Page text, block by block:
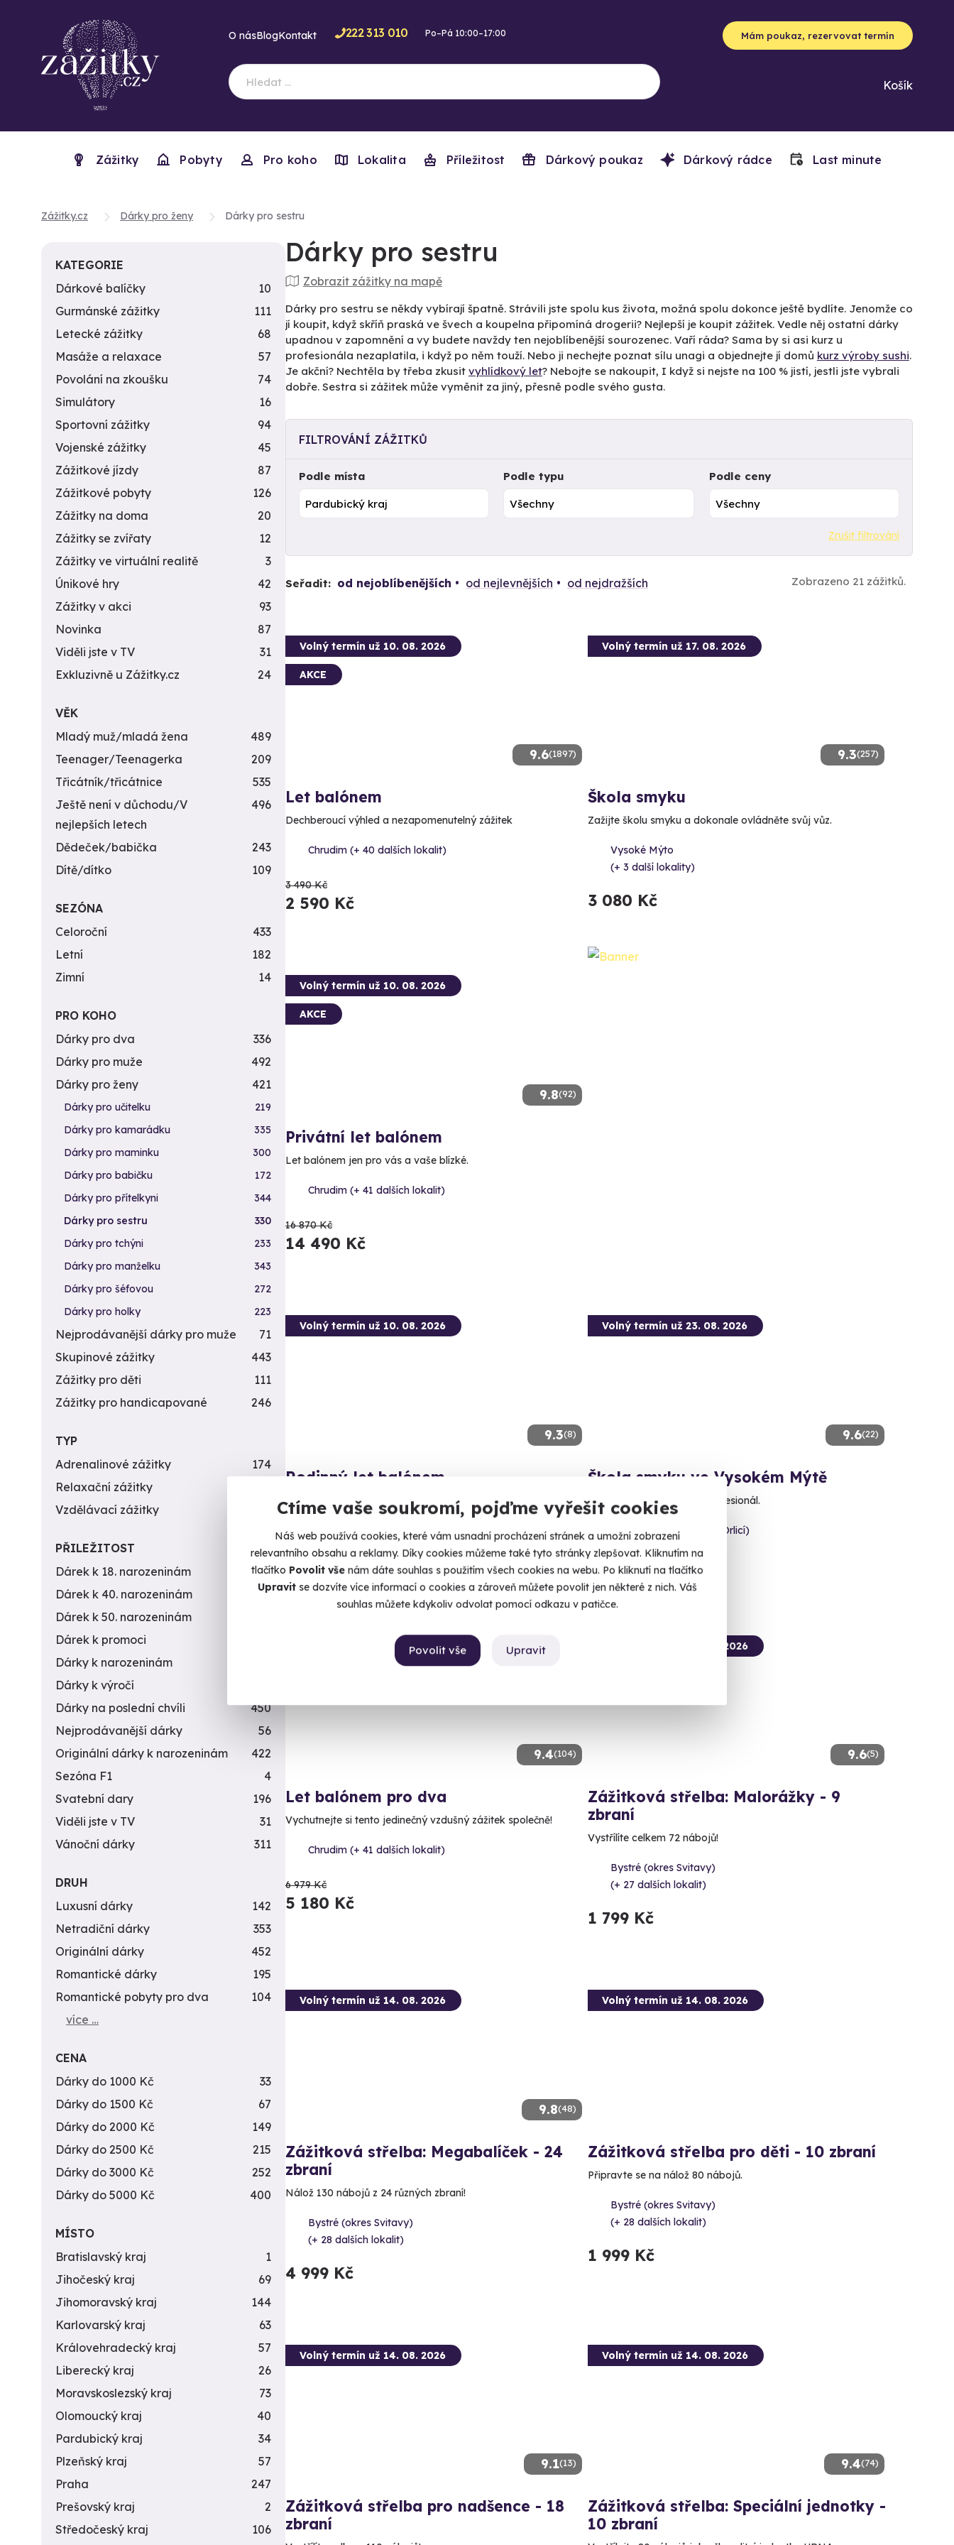
Ctíme vaše soukromí, pojďme vyřešit cookies
Náš web používá cookies, které vám usnadní procházení stránek a umožní zobrazení
relevantního obsahu a reklamy. Díky cookies můžeme také tyto stránky zlepšovat. Kliknutím na
tlačítko Povolit vše nám dáte souhlas s použitím všech cookies na webu. Po kliknutí na tlačítko
Upravitse dozvíte více informací o cookies a zároveň můžete povolit jen některé z nich. Váš
souhlas můžete kdykoliv odvolat pomocí odkazu v patičce.
Upravit
Povolit vše
O násBlogKontakt 222 313 010 Po–Pá 10:00–17:00 Mám poukaz, rezervovat termín
Košík
Zážitky Pobyty Pro koho Lokalita Příležitost Dárkový poukaz Dárkový rádce Last minute
Zážitky.cz Dárky pro ženy Dárky pro sestru
Dárky pro sestru
Zobrazit zážitky na mapě
Dárky pro sestru se někdy vybírají špatně. Strávili jste spolu kus života, možná spolu dokonce ještě bydlíte. Jenomže co
jí koupit, když skříň praská ve švech a koupelna připomíná drogerii? Nejlepší je koupit zážitek. Vedle něj ostatní dárky
upadnou v zapomnění a vy budete navždy ten nejoblíbenější sourozenec. Vaří ráda? Sama by si asi kurz u
profesionála nezaplatila, i když po něm touží. Nebo ji nechejte poznat sílu unagi a objednejte jí domů kurz výroby sushi.
Je akční? Nechtěla by třeba zkusit vyhlídkový let? Nebojte se nakoupit, I když si nejste na 100 % jistí, jestli jste vybrali
dobře. Sestra si zážitek může vyměnit za jiný, přesně podle svého gusta.
FILTROVÁNÍ ZÁŽITKŮ
Podle místa Podle typu Podle ceny
Zrušit filtrování
Seřadit: od nejoblíbenějších od nejlevnějších od nejdražších Zobrazeno 21 zážitků.
9.6(1897)
Volný termín už 10. 08. 2026
AKCE
Let balónem
Dechberoucí výhled a nezapomenutelný zážitek
Chrudim (+ 40 dalších lokalit)
3 490 Kč
2 590 Kč
9.3(257)
Volný termín už 17. 08. 2026
Škola smyku
Zažijte školu smyku a dokonale ovládněte svůj vůz.
Vysoké Mýto
(+ 3 další lokality)
3 080 Kč
9.8(92)
Volný termín už 10. 08. 2026
AKCE
Privátní let balónem
Let balónem jen pro vás a vaše blízké.
Chrudim (+ 41 dalších lokalit)
16 870 Kč
14 490 Kč
9.3(8)
Volný termín už 10. 08. 2026
Rodinný let balónem
Vzhůru do oblak s celou rodinou.
Chrudim (+ 41 dalších lokalit)
20 870 Kč
9.6(22)
Volný termín už 23. 08. 2026
Škola smyku ve Vysokém Mýtě
Ovládněte svůj vůz jako profesionál.
Vysoké Mýto (Ústí nad Orlicí)
3 080 Kč
9.4(104)
Volný termín už 10. 08. 2026
Let balónem pro dva
Vychutnejte si tento jedinečný vzdušný zážitek společně!
Chrudim (+ 41 dalších lokalit)
6 979 Kč
5 180 Kč
9.6(5)
Volný termín už 14. 08. 2026
Zážitková střelba: Malorážky - 9
zbraní
Vystřílíte celkem 72 nábojů!
Bystré (okres Svitavy)
(+ 27 dalších lokalit)
1 799 Kč
9.8(48)
Volný termín už 14. 08. 2026
Zážitková střelba: Megabalíček - 24
zbraní
Nálož 130 nábojů z 24 různých zbraní!
Bystré (okres Svitavy)
(+ 28 dalších lokalit)
4 999 Kč
Volný termín už 14. 08. 2026
Zážitková střelba pro děti - 10 zbraní
Připravte se na nálož 80 nábojů.
Bystré (okres Svitavy)
(+ 28 dalších lokalit)
1 999 Kč
9.1(13)
Volný termín už 14. 08. 2026
Zážitková střelba pro nadšence - 18
zbraní
9.4(74)
Volný termín už 14. 08. 2026
Zážitková střelba: Speciální jednotky -
10 zbraní
KATEGORIE
Dárkové balíčky
10
Gurmánské zážitky
111
Letecké zážitky
68
Masáže a relaxace
57
Povolání na zkoušku
74
Simulátory
16
Sportovní zážitky
94
Vojenské zážitky
45
Zážitkové jízdy
87
Zážitkové pobyty
126
Zážitky na doma
20
Zážitky se zvířaty
12
Zážitky ve virtuální realitě
3
Únikové hry
42
Zážitky v akci
93
Novinka
87
Viděli jste v TV
31
Exkluzivně u Zážitky.cz
24
VĚK
Mladý muž/mladá žena
489
Teenager/Teenagerka
209
Třicátník/třicátnice
535
Ještě není v důchodu/V
nejlepších letech
496
Dědeček/babička
243
Dítě/dítko
109
SEZÓNA
Celoroční
433
Letní
182
Zimní
14
PRO KOHO
Dárky pro dva
336
Dárky pro muže
492
Dárky pro ženy
421
Dárky pro učitelku
219
Dárky pro kamarádku
335
Dárky pro maminku
300
Dárky pro babičku
172
Dárky pro přítelkyni
344
Dárky pro sestru
330
Dárky pro tchýni
233
Dárky pro manželku
343
Dárky pro šéfovou
272
Dárky pro holky
223
Nejprodávanější dárky pro muže
71
Skupinové zážitky
443
Zážitky pro děti
111
Zážitky pro handicapované
246
TYP
Adrenalinové zážitky
174
Relaxační zážitky
Vzdělávací zážitky
PŘILEŽITOST
Dárek k 18. narozeninám
256
Dárek k 40. narozeninám
453
Dárek k 50. narozeninám
Dárek k promoci
Dárky k narozeninám
Dárky k výročí
Dárky na poslední chvíli
450
Nejprodávanější dárky
56
Originální dárky k narozeninám
422
Sezóna F1
4
Svatební dary
196
Viděli jste v TV
31
Vánoční dárky
311
DRUH
Luxusní dárky
142
Netradiční dárky
353
Originální dárky
452
Romantické dárky
195
Romantické pobyty pro dva
104
více …
CENA
Dárky do 1000 Kč
33
Dárky do 1500 Kč
67
Dárky do 2000 Kč
149
Dárky do 2500 Kč
215
Dárky do 3000 Kč
252
Dárky do 5000 Kč
400
MÍSTO
Bratislavský kraj
1
Jihočeský kraj
69
Jihomoravský kraj
144
Karlovarský kraj
63
Královehradecký kraj
57
Liberecký kraj
26
Moravskoslezský kraj
73
Olomoucký kraj
40
Pardubický kraj
34
Plzeňský kraj
57
Praha
247
Prešovský kraj
2
Středočeský kraj
106